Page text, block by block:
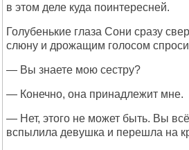
в этом деле куда поинтересней.
Голубенькие глаза Сони сразу
слюну и дрожащим голосом
— Вы знаете мою сестру?
— Конечно, она принадлежит мне.
— Нет, этого не может быть. Вы
вспылила девушка и перешла на